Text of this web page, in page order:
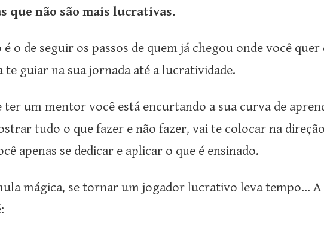
que não são mais lucrativas.
é o de seguir os passos de quem já chegou onde você
guiar na sua jornada até a lucratividade.
ter um mentor você está encurtando a sua curva de
tudo o que fazer e não fazer, vai te colocar na
apenas se dedicar e aplicar o que é ensinado.
mágica, se tornar um jogador lucrativo leva tempo…